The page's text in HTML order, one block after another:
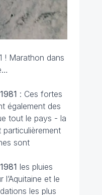
! Marathon dans
: Ces fortes
également des
tout le pays - la
sont
les pluies
et le
les plus